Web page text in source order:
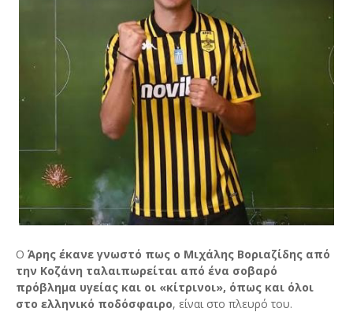
Ο Άρης έκανε γνωστό πως ο Μιχάλης Βοριαζίδης από
την Κοζάνη ταλαιπωρείται από ένα σοβαρό
πρόβλημα υγείας και οι «κίτρινοι», όπως και όλοι
στο ελληνικό ποδόσφαιρο, είναι στο πλευρό του.